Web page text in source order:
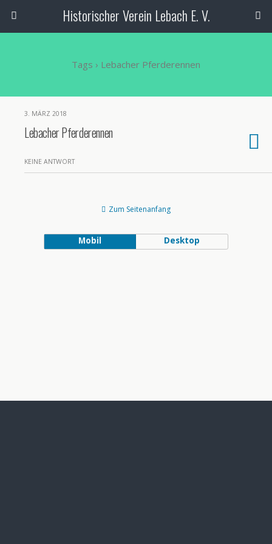
Historischer Verein Lebach E. V.
Tags › Lebacher Pferderennen
3. MÄRZ 2018
Lebacher Pferderennen
KEINE ANTWORT
Zum Seitenanfang
Mobil Desktop